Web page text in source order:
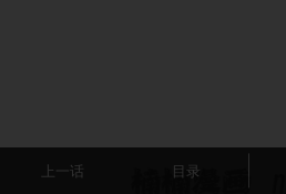
上一话 目录